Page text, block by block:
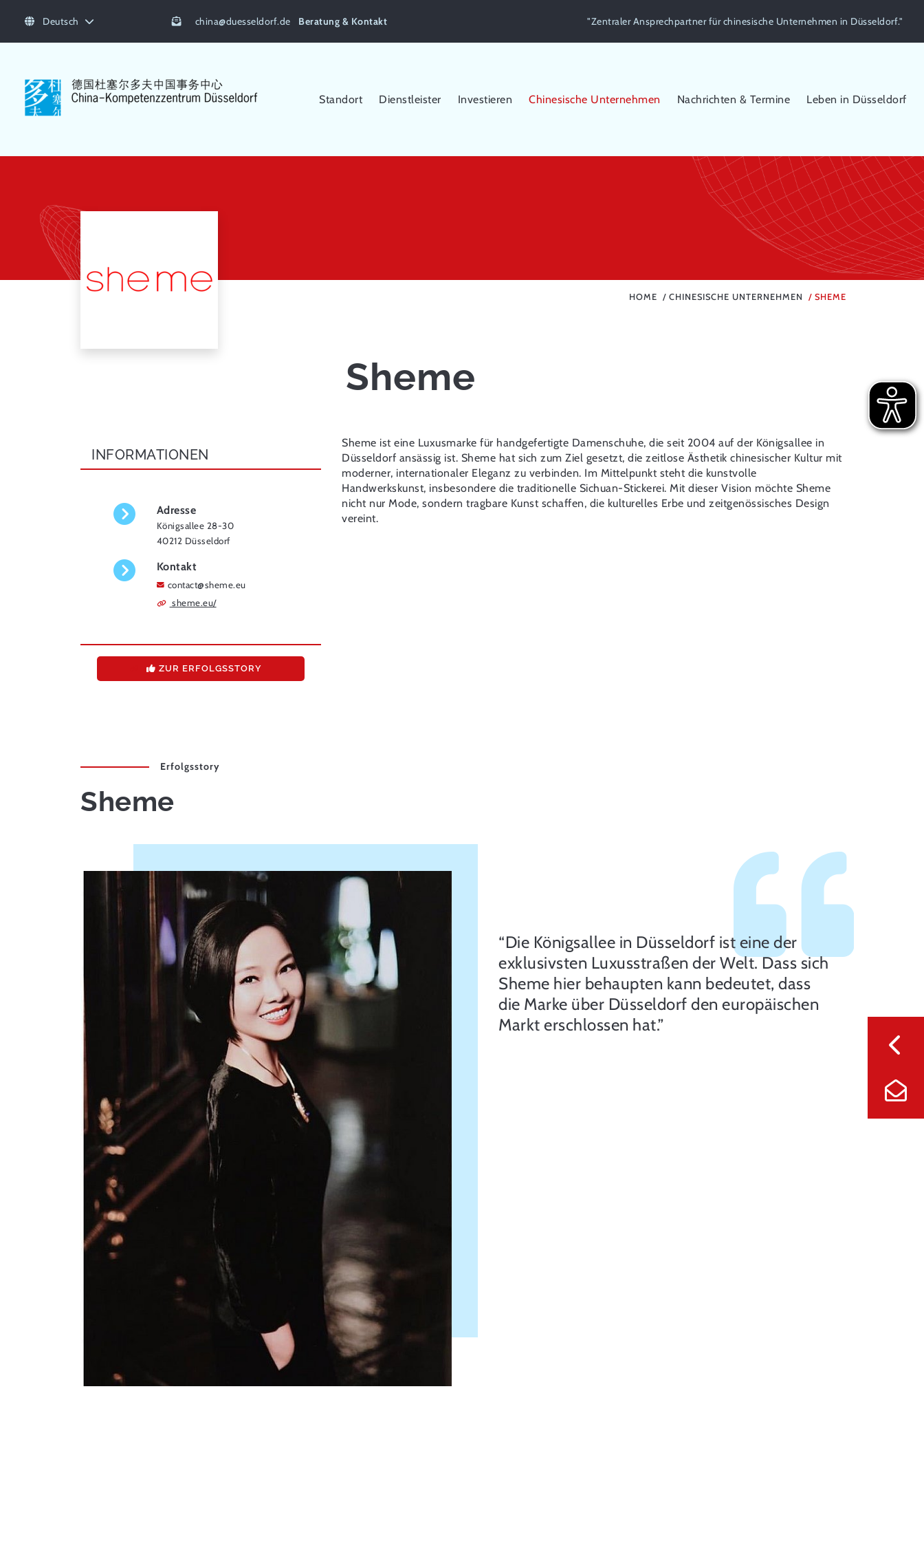
Deutsch china@duesseldorf.de Beratung & Kontakt "Zentraler Ansprechpartner für chinesische Unternehmen in Düsseldorf."
Standort Dienstleister Investieren Chinesische Unternehmen Nachrichten & Termine Leben in Düsseldorf
HOME CHINESISCHE UNTERNEHMEN SHEME
Sheme
INFORMATIONEN
Adresse
Königsallee 28-30
40212 Düsseldorf
Kontakt
contact@sheme.eu
sheme.eu/
ZUR ERFOLGSSTORY
Sheme ist eine Luxusmarke für handgefertigte Damenschuhe, die seit 2004 auf der Königsallee in
Düsseldorf ansässig ist. Sheme hat sich zum Ziel gesetzt, die zeitlose Ästhetik chinesischer Kultur mit
moderner, internationaler Eleganz zu verbinden. Im Mittelpunkt steht die kunstvolle
Handwerkskunst, insbesondere die traditionelle Sichuan-Stickerei. Mit dieser Vision möchte Sheme
nicht nur Mode, sondern tragbare Kunst schaffen, die kulturelles Erbe und zeitgenössisches Design
vereint.
Erfolgsstory
Sheme
“Die Königsallee in Düsseldorf ist eine der
exklusivsten Luxusstraßen der Welt. Dass sich
Sheme hier behaupten kann bedeutet, dass
die Marke über Düsseldorf den europäischen
Markt erschlossen hat.”